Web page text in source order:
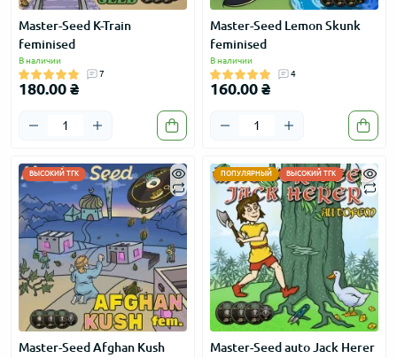
Master-Seed K-Train
feminised
В наличии
7
180.00 ₴
Master-Seed Lemon Skunk
feminised
В наличии
4
160.00 ₴
ВЫСОКИЙ ТГК
Master-Seed Afghan Kush
ПОПУЛЯРНЫЙ ВЫСОКИЙ ТГК
Master-Seed auto Jack Herer